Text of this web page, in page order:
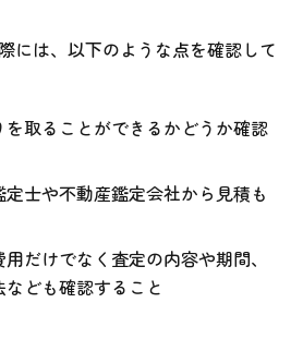
には、以下のような点を確認して
を取ることができるかどうか確認
士や不動産鑑定会社から見積も
だけでなく査定の内容や期間、
ども確認すること